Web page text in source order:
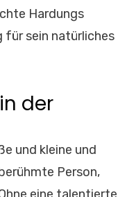
Hardungs
für sein natürliches
der
und kleine und
Person,